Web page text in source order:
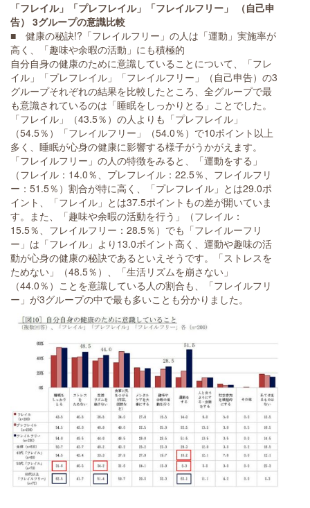
「フレイル」「プレフレイル」「フレイルフリー」 （自己申
告） 3グループの意識比較
■ 健康の秘訣!?「フレイルフリー」の人は「運動」実施率が
高く、「趣味や余暇の活動」にも積極的
自分自身の健康のために意識していることについて、「フレ
イル」「プレフレイル」「フレイルフリー」（自己申告）の3
グループそれぞれの結果を比較したところ、全グループで最
も意識されているのは「睡眠をしっかりとる」ことでした。
「フレイル」（43.5％）の人よりも「プレフレイル」
（54.5％）「フレイルフリー」（54.0％）で10ポイント以上
多く、睡眠が心身の健康に影響する様子がうかがえます。
「フレイルフリー」の人の特徴をみると、「運動をする」
（フレイル：14.0％、プレフレイル：22.5％、フレイルフリ
ー：51.5％）割合が特に高く、「プレフレイル」とは29.0ポ
イント、「フレイル」とは37.5ポイントもの差が開いていま
す。また、「趣味や余暇の活動を行う」（フレイル：
15.5％、フレイルフリー：28.5％）でも「フレイルーフリ
ー」は「フレイル」より13.0ポイント高く、運動や趣味の活
動が心身の健康の秘訣であるといえそうです。「ストレスを
ためない」（48.5％）、「生活リズムを崩さない」
（44.0％）ことを意識している人の割合も、「フレイルフリ
ー」が3グループの中で最も多いことも分かりました。